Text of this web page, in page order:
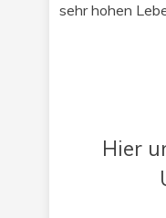
sehr hohen
Hier